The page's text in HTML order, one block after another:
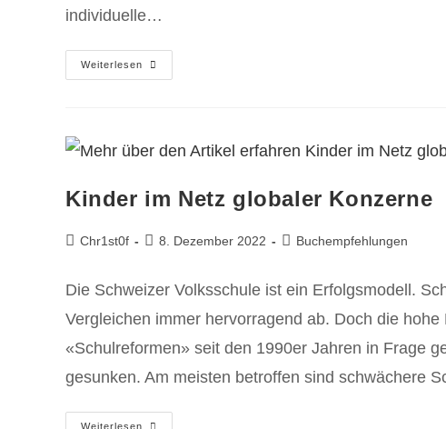
individuelle…
Weiterlesen
Kinder im Netz globaler Konzerne
Chr1st0f 8. Dezember 2022 Buchempfehlungen
Die Schweizer Volksschule ist ein Erfolgsmodell.
Vergleichen immer hervorragend ab. Doch die
«Schulreformen» seit den 1990er Jahren in Frage
gesunken. Am meisten betroffen sind schwächere
Weiterlesen